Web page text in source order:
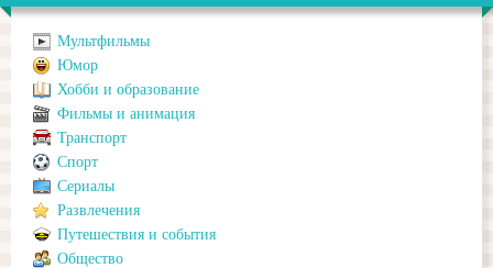
Мультфильмы
Юмор
Хобби и образование
Фильмы и анимация
Транспорт
Спорт
Сериалы
Развлечения
Путешествия и события
Общество